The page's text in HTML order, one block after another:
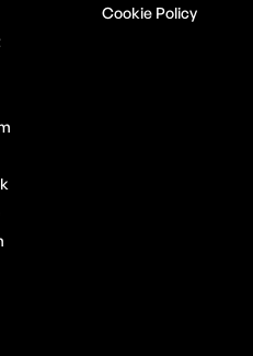
Cookie Policy